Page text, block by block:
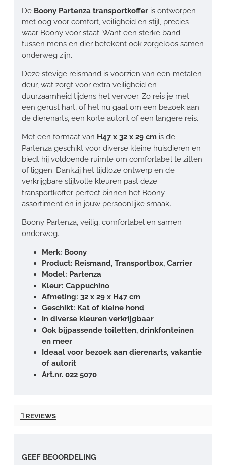
De Boony Partenza transportkoffer is ontworpen
met oog voor comfort, veiligheid en stijl, precies
waar Boony voor staat. Want een sterke band
tussen mens en dier betekent ook zorgeloos samen
onderweg zijn.
Deze stevige reismand is voorzien van een metalen
deur, wat zorgt voor extra veiligheid en
duurzaamheid tijdens het vervoer. Zo reis je met
een gerust hart, of het nu gaat om een bezoek aan
de dierenarts, een korte autorit of een langere reis.
Met een formaat van H47 x 32 x 29 cm is de
Partenza geschikt voor diverse kleine huisdieren en
biedt hij voldoende ruimte om comfortabel te zitten
of liggen. Dankzij het tijdloze ontwerp en de
verkrijgbare stijlvolle kleuren past deze
transportkoffer perfect binnen het Boony
assortiment én in jouw persoonlijke smaak.
Boony Partenza, veilig, comfortabel en samen
onderweg.
Merk: Boony
Product: Reismand, Transportbox, Carrier
Model: Partenza
Kleur: Cappuchino
Afmeting: 32 x 29 x H47 cm
Geschikt: Kat of kleine hond
In diverse kleuren verkrijgbaar
Ook bijpassende toiletten, drinkfonteinen
en meer
Ideaal voor bezoek aan dierenarts, vakantie
of autorit
Art.nr. 022 5070
REVIEWS
GEEF BEOORDELING